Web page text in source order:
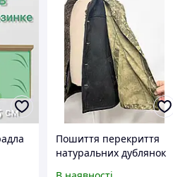
Пошиття перекриття
натуральних дублянок